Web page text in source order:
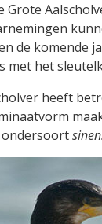
Grote
de komende
met het
heeft
ondersoort